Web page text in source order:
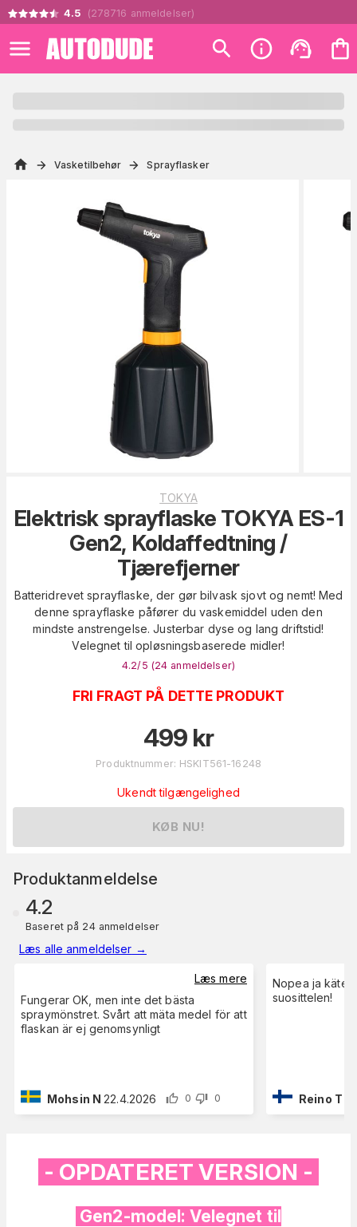
4.5 (278716 anmeldelser)
Vasketilbehør Sprayflasker
TOKYA
Elektrisk sprayflaske TOKYA ES-1
Gen2, Koldaffedtning /
Tjærefjerner
Batteridrevet sprayflaske, der gør bilvask sjovt og nemt! Med
denne sprayflaske påfører du vaskemiddel uden den
mindste anstrengelse. Justerbar dyse og lang driftstid!
Velegnet til opløsningsbaserede midler!
4.2/5 (24 anmeldelser)
FRI FRAGT PÅ DETTE PRODUKT
499 kr
Produktnummer: HSKIT561-16248
Ukendt tilgængelighed
KØB NU!
Produktanmeldelse
4.2
Baseret på 24 anmeldelser
Læs alle anmeldelser →
Læs mere
Fungerar OK, men inte det bästa
spraymönstret. Svårt att mäta medel för att
flaskan är ej genomsynligt
Mohsin N 22.4.2026 0 0
Nopea ja
suosittelen!
Reino T
- OPDATERET VERSION -
Gen2-model: Velegnet til